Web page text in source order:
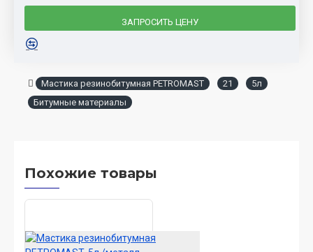
ЗАПРОСИТЬ ЦЕНУ
Мастика резинобитумная PETROMAST 21
5л
Битумные материалы
Похожие товары